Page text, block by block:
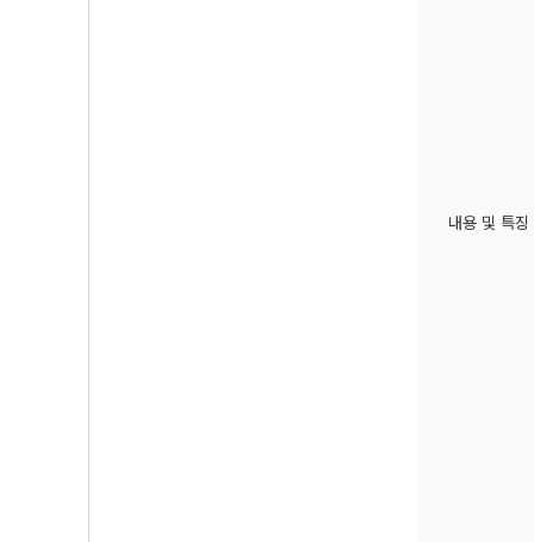
내용 및 특징